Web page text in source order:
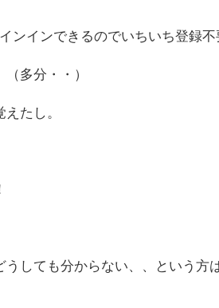
ンインできるのでいちいち登録不
多分・・）
たし。
しても分からない、、という方